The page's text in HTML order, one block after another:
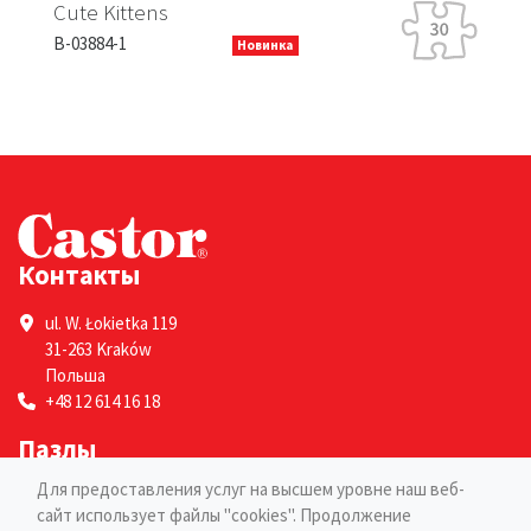
Cute Kittens
B-03884-1 Новинка
Контакты
ul. W. Łokietka 119
31-263 Kraków
Польша
+48 12 614 16 18
Пазлы
Для взрослых
Для детей
Для предоставления услуг на высшем уровне наш веб-
сайт использует файлы "cookies". Продолжение